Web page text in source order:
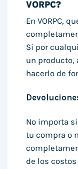
VORPC?
En VORPC,
Si por
un producto,
hacerlo de
No importa
tu compra o
de los